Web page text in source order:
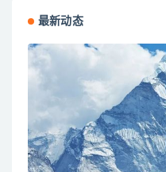
最新动态